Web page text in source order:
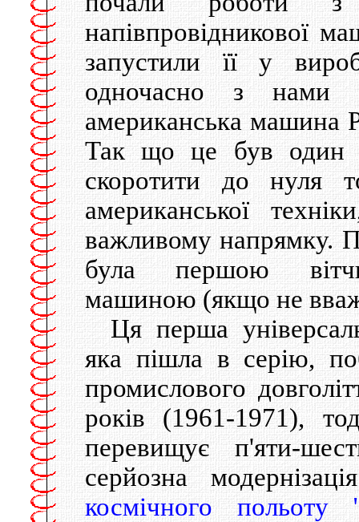
напiвпровiдникової
запустили її у
одночасно з нами
американська машина
Так що це був один
скоротити до нуля
американської
важливому напрямку.
була першою
машиною (якщо не
Ця перша
яка пiшла в серiю,
промислового
рокiв (1961-1971),
перевищує п'яти-
серйозна
космiчного